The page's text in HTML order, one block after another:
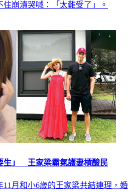
崩潰哭喊：「太難受了」。
生」 王家梁霸氣護妻槓酸民
11月和小6歲的王家梁共結連理，婚